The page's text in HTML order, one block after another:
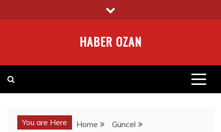
to
HABER OZAN
You are Here Home
Güncel